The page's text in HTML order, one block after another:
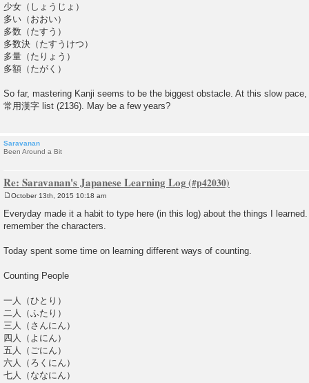
少女（しょうじょ）
多い（おおい）
多数（たすう）
多数決（たすうけつ）
多量（たりょう）
多額（たがく）
So far, mastering Kanji seems to be the biggest obstacle. At this slow
常用漢字 list (2136). May be a few years?
Saravanan
Been Around a Bit
Re: Saravanan's Japanese Learning Log
s
t
October 13th, 2015 10:18 am
Everyday made it a habit to type here (in this log) about the things I
remember the characters.
Today spent some time on learning different ways of counting.
Counting People
一人（ひとり）
二人（ふたり）
三人（さんにん）
四人（よにん）
五人（ごにん）
六人（ろくにん）
七人（ななにん）